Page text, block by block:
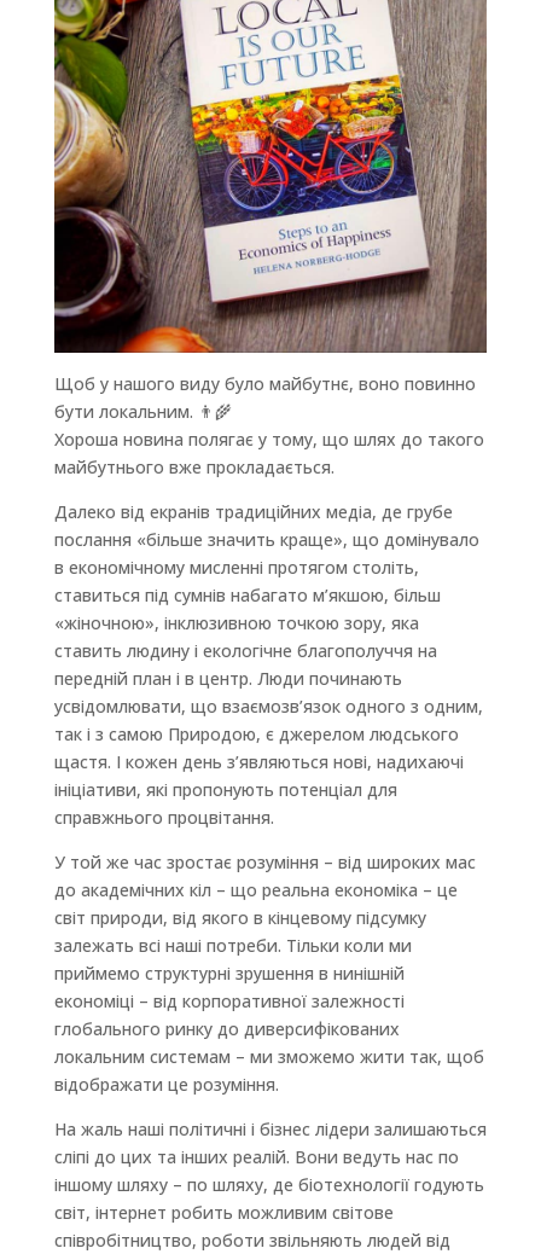
Щоб у нашого виду було майбутнє, воно повинно
бути локальним. 👨‍🌾
Хороша новина полягає у тому, що шлях до такого
майбутнього вже прокладається.
Далеко від екранів традиційних медіа, де грубе
послання «більше значить краще», що домінувало
в економічному мисленні протягом століть,
ставиться під сумнів набагато м’якшою, більш
«жіночною», інклюзивною точкою зору, яка
ставить людину і екологічне благополуччя на
передній план і в центр. Люди починають
усвідомлювати, що взаємозв’язок одного з одним,
так і з самою Природою, є джерелом людського
щастя. І кожен день з’являються нові, надихаючі
ініціативи, які пропонують потенціал для
справжнього процвітання.
У той же час зростає розуміння – від широких мас
до академічних кіл – що реальна економіка – це
світ природи, від якого в кінцевому підсумку
залежать всі наші потреби. Тільки коли ми
приймемо структурні зрушення в нинішній
економіці – від корпоративної залежності
глобального ринку до диверсифікованих
локальним системам – ми зможемо жити так, щоб
відображати це розуміння.
На жаль наші політичні і бізнес лідери залишаються
сліпі до цих та інших реалій. Вони ведуть нас по
іншому шляху – по шляху, де біотехнології годують
світ, інтернет робить можливим світове
співробітництво, роботи звільняють людей від